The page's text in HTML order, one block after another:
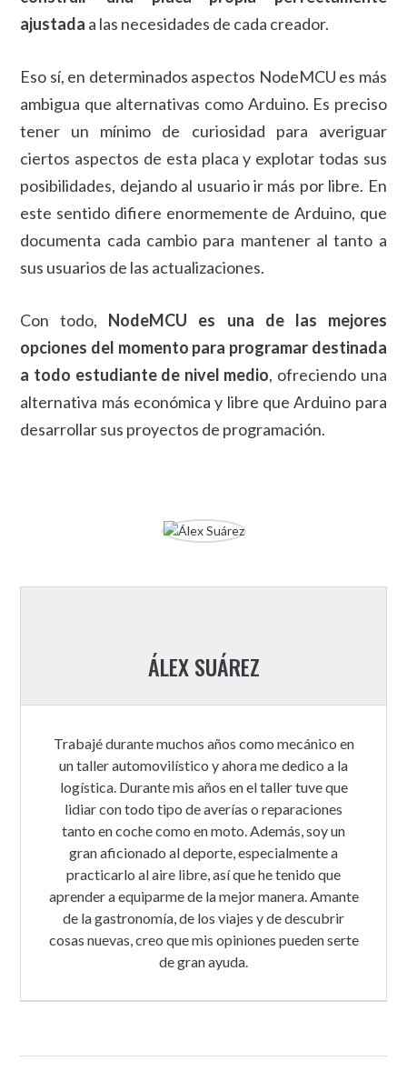
ajustada a las necesidades de cada creador.
Eso sí, en determinados aspectos NodeMCU es más
ambigua que alternativas como Arduino. Es preciso
tener un mínimo de curiosidad para averiguar
ciertos aspectos de esta placa y explotar todas sus
posibilidades, dejando al usuario ir más por libre. En
este sentido difiere enormemente de Arduino, que
documenta cada cambio para mantener al tanto a
sus usuarios de las actualizaciones.
Con todo, NodeMCU es una de las mejores
opciones del momento para programar destinada
a todo estudiante de nivel medio, ofreciendo una
alternativa más económica y libre que Arduino para
desarrollar sus proyectos de programación.
ÁLEX SUÁREZ
Trabajé durante muchos años como mecánico en
un taller automovilístico y ahora me dedico a la
logística. Durante mis años en el taller tuve que
lidiar con todo tipo de averías o reparaciones
tanto en coche como en moto. Además, soy un
gran aficionado al deporte, especialmente a
practicarlo al aire libre, así que he tenido que
aprender a equiparme de la mejor manera. Amante
de la gastronomía, de los viajes y de descubrir
cosas nuevas, creo que mis opiniones pueden serte
de gran ayuda.